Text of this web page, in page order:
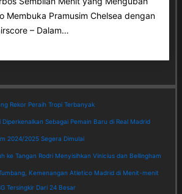
Membuka Pramusim Chelsea dengan
– Dalam…
Rekor Peraih Tropi Terbanyak
Diperkenalkan Sebagai Pemain Baru di Real Madrid
2024/2025 Segera Dimulai
ke Tangan Rodri Menyisihkan Vinicius dan Bellingham
Kemenangan Atletico Madrid di Menit-menit
Tersingkir Dari 24 Besar